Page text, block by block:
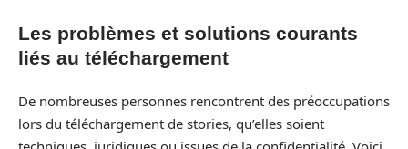
Les problèmes et solutions courants
liés au téléchargement
De nombreuses personnes rencontrent des préoccupations
lors du téléchargement de stories, qu’elles soient